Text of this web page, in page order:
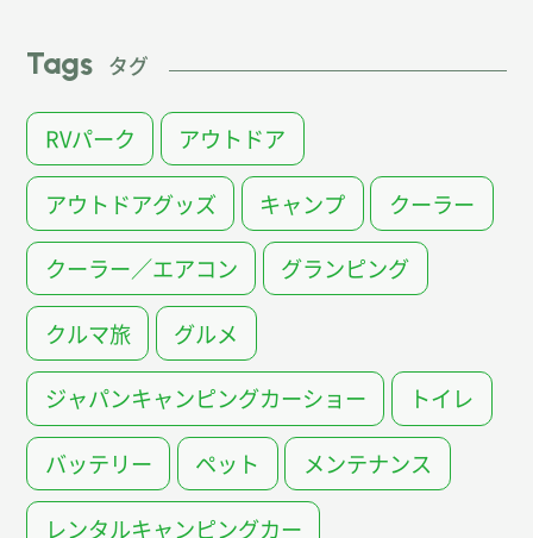
Tags タグ
RVパーク アウトドア
アウトドアグッズ キャンプ クーラー
クーラー／エアコン グランピング
クルマ旅 グルメ
ジャパンキャンピングカーショー トイレ
バッテリー ペット メンテナンス
レンタルキャンピングカー